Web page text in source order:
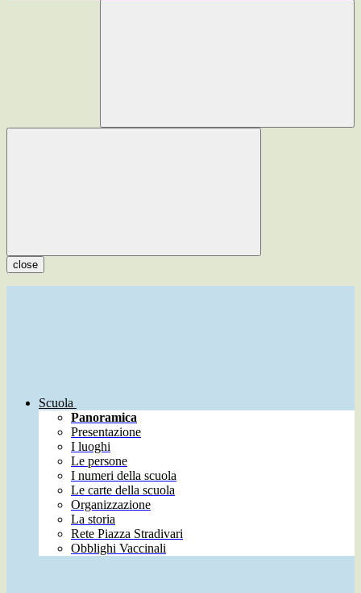
close
Scuola
Panoramica
Presentazione
I luoghi
Le persone
I numeri della scuola
Le carte della scuola
Organizzazione
La storia
Rete Piazza Stradivari
Obblighi Vaccinali